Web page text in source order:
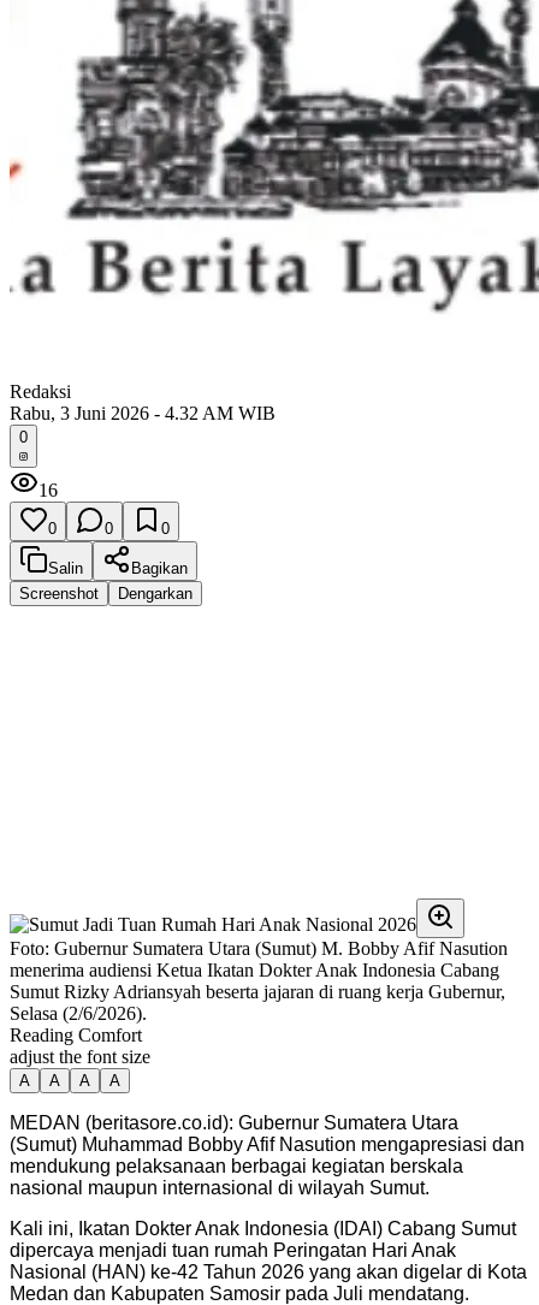
Redaksi
Rabu, 3 Juni 2026 - 4.32 AM WIB
0
16
0 0 0
Salin
Bagikan
Screenshot
Dengarkan
Foto: Gubernur Sumatera Utara (Sumut) M. Bobby Afif Nasution
menerima audiensi Ketua Ikatan Dokter Anak Indonesia Cabang
Sumut Rizky Adriansyah beserta jajaran di ruang kerja Gubernur,
Selasa (2/6/2026).
Reading Comfort
adjust the font size
A A A A
MEDAN (beritasore.co.id): Gubernur Sumatera Utara
(Sumut) Muhammad Bobby Afif Nasution mengapresiasi dan
mendukung pelaksanaan berbagai kegiatan berskala
nasional maupun internasional di wilayah Sumut.
Kali ini, Ikatan Dokter Anak Indonesia (IDAI) Cabang Sumut
dipercaya menjadi tuan rumah Peringatan Hari Anak
Nasional (HAN) ke-42 Tahun 2026 yang akan digelar di Kota
Medan dan Kabupaten Samosir pada Juli mendatang.